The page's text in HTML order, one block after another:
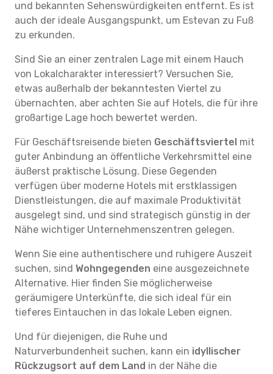
und bekannten Sehenswürdigkeiten entfernt. Es ist
auch der ideale Ausgangspunkt, um Estevan zu Fuß
zu erkunden.
Sind Sie an einer zentralen Lage mit einem Hauch
von Lokalcharakter interessiert? Versuchen Sie,
etwas außerhalb der bekanntesten Viertel zu
übernachten, aber achten Sie auf Hotels, die für ihre
großartige Lage hoch bewertet werden.
Für Geschäftsreisende bieten Geschäftsviertel mit
guter Anbindung an öffentliche Verkehrsmittel eine
äußerst praktische Lösung. Diese Gegenden
verfügen über moderne Hotels mit erstklassigen
Dienstleistungen, die auf maximale Produktivität
ausgelegt sind, und sind strategisch günstig in der
Nähe wichtiger Unternehmenszentren gelegen.
Wenn Sie eine authentischere und ruhigere Auszeit
suchen, sind Wohngegenden eine ausgezeichnete
Alternative. Hier finden Sie möglicherweise
geräumigere Unterkünfte, die sich ideal für ein
tieferes Eintauchen in das lokale Leben eignen.
Und für diejenigen, die Ruhe und
Naturverbundenheit suchen, kann ein idyllischer
Rückzugsort auf dem Land in der Nähe die